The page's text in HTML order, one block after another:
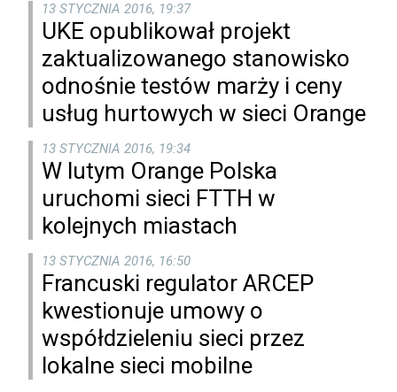
13 STYCZNIA 2016, 19:37
UKE opublikował projekt
zaktualizowanego stanowisko
odnośnie testów marży i ceny
usług hurtowych w sieci Orange
13 STYCZNIA 2016, 19:34
W lutym Orange Polska
uruchomi sieci FTTH w
kolejnych miastach
13 STYCZNIA 2016, 16:50
Francuski regulator ARCEP
kwestionuje umowy o
współdzieleniu sieci przez
lokalne sieci mobilne